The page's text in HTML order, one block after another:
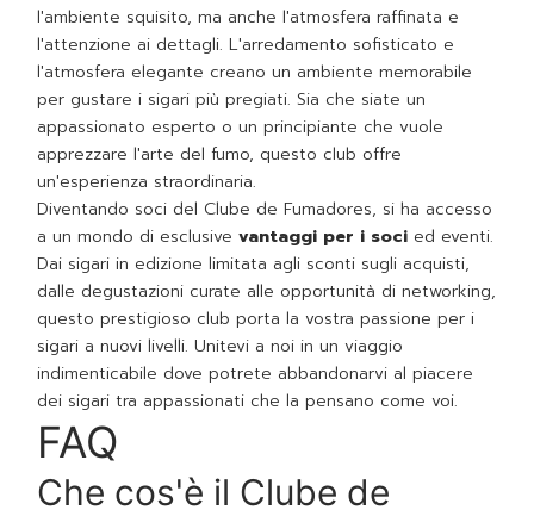
l'ambiente squisito, ma anche l'atmosfera raffinata e
l'attenzione ai dettagli. L'arredamento sofisticato e
l'atmosfera elegante creano un ambiente memorabile
per gustare i sigari più pregiati. Sia che siate un
appassionato esperto o un principiante che vuole
apprezzare l'arte del fumo, questo club offre
un'esperienza straordinaria.
Diventando soci del Clube de Fumadores, si ha accesso
a un mondo di esclusivevantaggi per i soci ed eventi.
Dai sigari in edizione limitata agli sconti sugli acquisti,
dalle degustazioni curate alle opportunità di networking,
questo prestigioso club porta la vostra passione per i
sigari a nuovi livelli. Unitevi a noi in un viaggio
indimenticabile dove potrete abbandonarvi al piacere
dei sigari tra appassionati che la pensano come voi.
FAQ
Che cos'è il Clube de